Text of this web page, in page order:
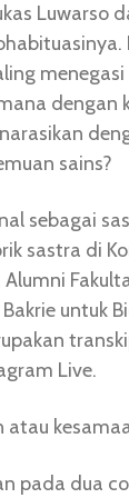
Luwarso
sains?
sebagai
sastra di
untuk
Live.
atau
pada dua